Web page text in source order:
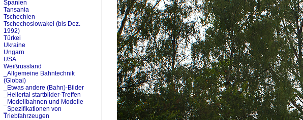
Spanien
Tansania
Tschechien
Tschechoslowakei (bis Dez.
1992)
Türkei
Ukraine
Ungarn
USA
Weißrussland
_Allgemeine Bahntechnik
(Global)
_Etwas andere (Bahn)-Bilder
_Hellertal startbilder-Treffen
_Modellbahnen und Modelle
_Spezifikationen von
Triebfahrzeugen